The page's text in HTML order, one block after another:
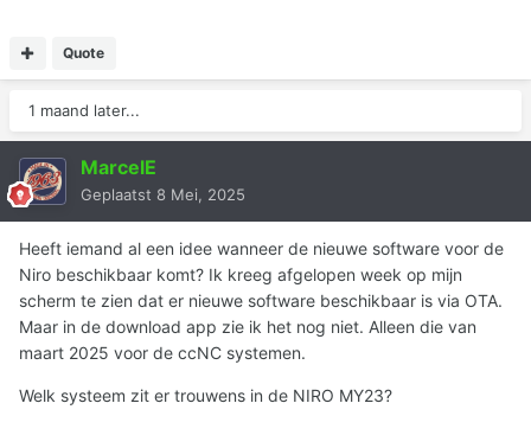
Quote
1 maand later...
MarcelE
Geplaatst 8 Mei, 2025
Heeft iemand al een idee wanneer de nieuwe software voor de
Niro beschikbaar komt? Ik kreeg afgelopen week op mijn
scherm te zien dat er nieuwe software beschikbaar is via OTA.
Maar in de download app zie ik het nog niet. Alleen die van
maart 2025 voor de ccNC systemen.
Welk systeem zit er trouwens in de NIRO MY23?